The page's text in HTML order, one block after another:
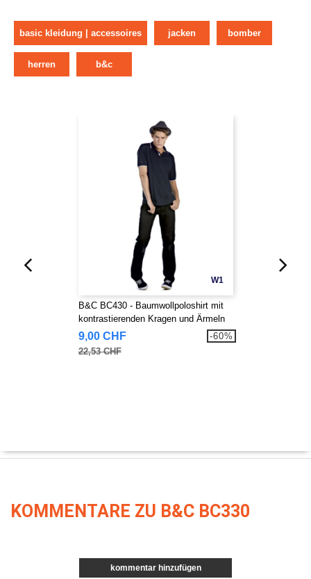
basic kleidung | accessoires jacken bomber
herren b&c
W1
B&C BC430 - Baumwollpoloshirt mit
kontrastierenden Kragen und Ärmeln
9,00 CHF
22,53 CHF
-60%
KOMMENTARE ZU B&C BC330
kommentar hinzufügen